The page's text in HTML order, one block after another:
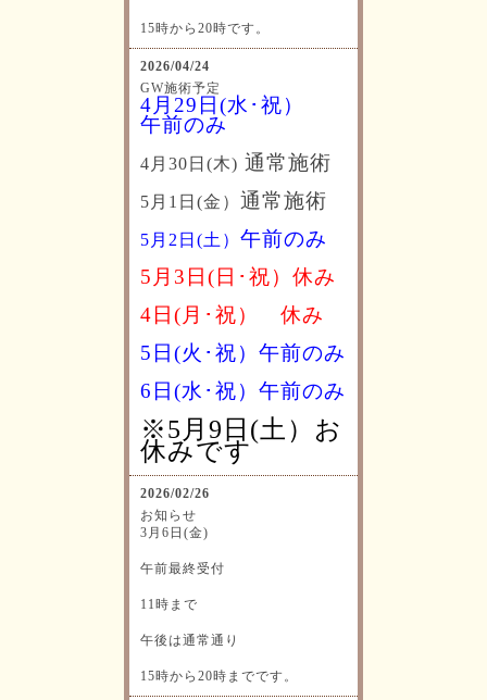
15時から20時です。
2026/04/24
GW施術予定
4月29日(水･祝）
午前のみ
4月30日(木) 通常施術
5月1日(金） 通常施術
5月2日(土） 午前のみ
5月3日(日･祝）休み
4日(月･祝） 休み
5日(火･祝）午前のみ
6日(水･祝） 午前のみ
※5月9日(土）お
休みです
2026/02/26
お知らせ
3月6日(金)
午前最終受付
11時まで
午後は通常通り
15時から20時までです。